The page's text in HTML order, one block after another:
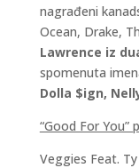
nagrađeni
Ocean, Drake,
Lawrence iz
spomenuta
Dolla $ign,
“Good For You”
Veggies Feat.